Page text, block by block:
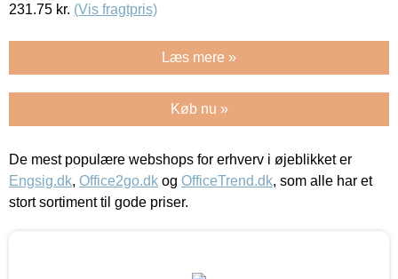
231.75 kr. (Vis fragtpris)
Læs mere »
Køb nu »
De mest populære webshops for erhverv i øjeblikket er
Engsig.dk, Office2go.dk og OfficeTrend.dk, som alle har et
stort sortiment til gode priser.